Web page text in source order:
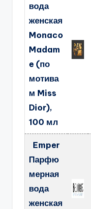
вода
женская
Monaco
Madam
e (по
мотива
м Miss
Dior),
100 мл
Emper
Парфю
мерная
вода
женская